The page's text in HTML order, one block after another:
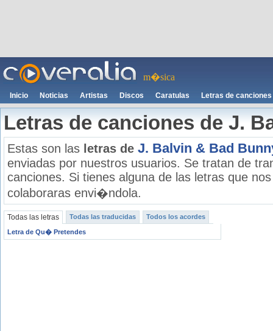
m�sica
Inicio Noticias Artistas Discos Caratulas Letras de canciones
Letras de canciones de J.
Estas son las letras de J. Balvin & Bad
enviadas por nuestros usuarios. Se tratan de
canciones. Si tienes alguna de las letras que
colaboraras envi�ndola.
Todas las letras Todas las traducidas Todos los acordes
Letra de Qu� Pretendes